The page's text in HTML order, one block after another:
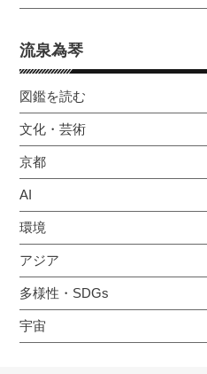
流泉為琴
図鑑を読む
文化・芸術
京都
AI
環境
アジア
多様性・SDGs
宇宙